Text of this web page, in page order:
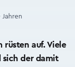
rüsten auf. Viele
sich der damit